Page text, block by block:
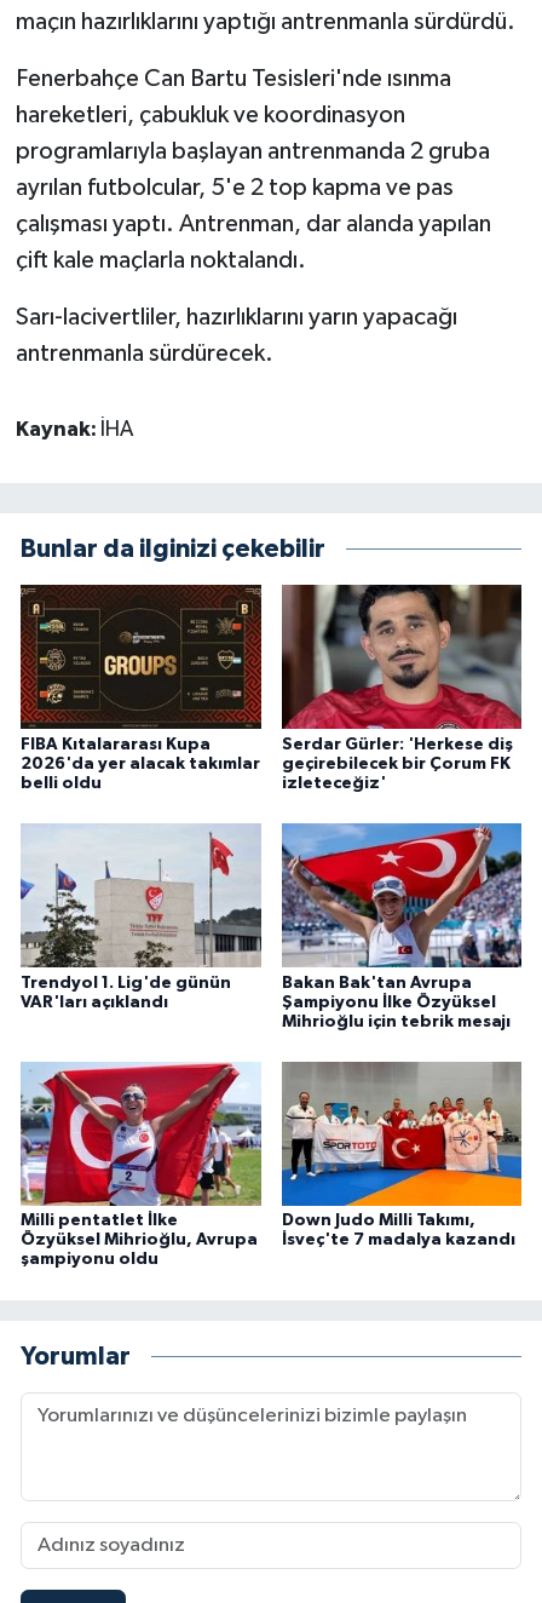
maçın hazırlıklarını yaptığı antrenmanla sürdürdü.
Fenerbahçe Can Bartu Tesisleri'nde ısınma
hareketleri, çabukluk ve koordinasyon
programlarıyla başlayan antrenmanda 2 gruba
ayrılan futbolcular, 5'e 2 top kapma ve pas
çalışması yaptı. Antrenman, dar alanda yapılan
çift kale maçlarla noktalandı.
Sarı-lacivertliler, hazırlıklarını yarın yapacağı
antrenmanla sürdürecek.
Kaynak: İHA
Bunlar da ilginizi çekebilir
FIBA Kıtalararası Kupa
2026'da yer alacak takımlar
belli oldu
Serdar Gürler: 'Herkese diş
geçirebilecek bir Çorum FK
izleteceğiz'
Trendyol 1. Lig'de günün
VAR'ları açıklandı
Bakan Bak'tan Avrupa
Şampiyonu İlke Özyüksel
Mihrioğlu için tebrik mesajı
Milli pentatlet İlke
Özyüksel Mihrioğlu, Avrupa
şampiyonu oldu
Down Judo Milli Takımı,
İsveç'te 7 madalya kazandı
Yorumlar